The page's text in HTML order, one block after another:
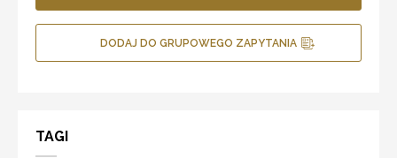
DODAJ DO GRUPOWEGO ZAPYTANIA
TAGI